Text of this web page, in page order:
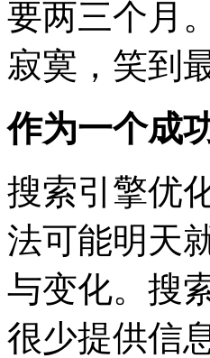
要两三个月
寂寞，笑到
作为一个成
搜索引擎优
法可能明天
与变化。搜
很少提供信